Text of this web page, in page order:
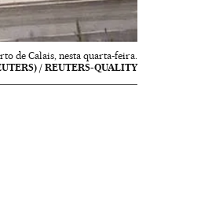
de Calais, nesta quarta-feira.
/ REUTERS-QUALITY